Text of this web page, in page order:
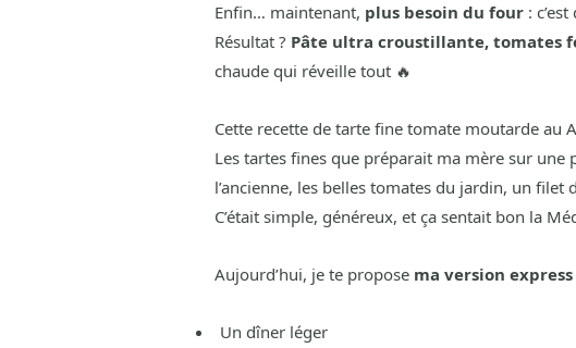
Enfin… maintenant, plus besoin du four: c’est
Résultat ? Pâte ultra croustillante, tomates
chaude qui réveille tout 🔥
Cette recette de tarte fine tomate moutarde au
Les tartes fines que préparait ma mère sur
l’ancienne, les belles tomates du jardin, un filet
C’était simple, généreux, et ça sentait bon la
Aujourd’hui, je te propose ma version
Un dîner léger